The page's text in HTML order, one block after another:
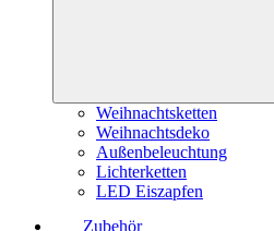
Weihnachtsketten
Weihnachtsdeko
Außenbeleuchtung
Lichterketten
LED Eiszapfen
Zubehör